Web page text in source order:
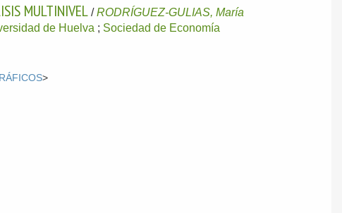
MULTINIVEL /RODRÍGUEZ-GULIAS, María
de Huelva ; Sociedad de Economía
>